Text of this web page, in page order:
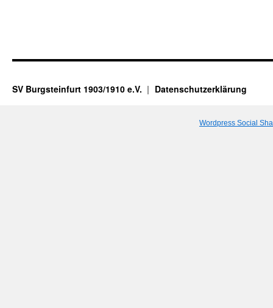
SV Burgsteinfurt 1903/1910 e.V. Datenschutzerklärung
Wordpress Social